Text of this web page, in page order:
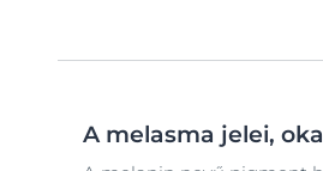
A melasma jelei,